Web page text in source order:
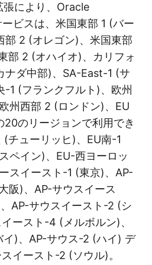
により、Oracle
ビスは、米国東部 1 (バー
部 2 (オレゴン)、米国東部
部 2 (オハイオ)、カリフォ
ナダ中部)、SA-East-1 (サ
-1 (フランクフルト)、欧州
州西部 2 (ロンドン)、EU
のリージョンで利用でき
(チューリッヒ)、EU南-1
ペイン)、EU-西ヨーロッ
スイースト-1 (東京)、AP-
阪)、AP-サウスイース
AP-サウスイースト-2 (シ
ースト-4 (メルボルン)、
イ)、AP-サウス-2 (ハイ) デ
イースト-2 (ソウル)。